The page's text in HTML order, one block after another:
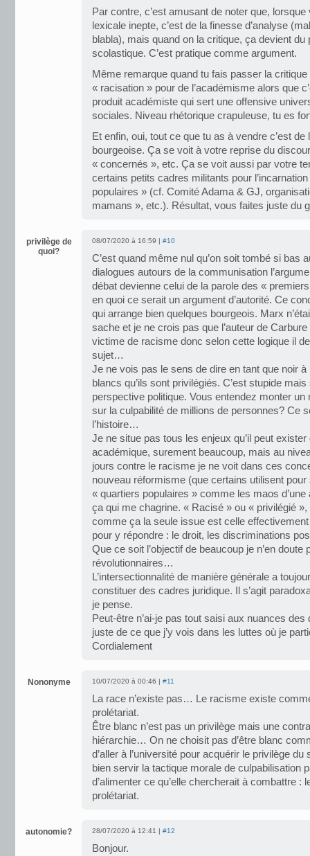
Par contre, c’est amusant de noter que,
lexicale inepte, c’est de la finesse d’analyse
blabla), mais quand on la critique, ça devient du
scolastique. C’est pratique comme argument.
Même remarque quand tu fais passer la
« racisation » pour de l’académisme alors que
produit académiste qui sert une offensive
sociales. Niveau rhétorique crapuleuse, tu es
Et enfin, oui, tout ce que tu as à vendre c’est de
bourgeoise. Ça se voit à votre reprise du
« concernés », etc. Ça se voit aussi par votre
certains petits cadres militants pour
populaires » (cf. Comité Adama & GJ,
mamans », etc.). Résultat, vous faites juste du
privilège de
quoi?
08/07/2020 à 16:59 | #10
C’est quand même nul qu’on soit tombé si bas
dialogues autours de la communisation
débat devienne celui de la parole des «
en quoi ce serait un argument d’autorité. Ce
qui arrange bien quelques bourgeois. Marx
sache et je ne crois pas que l’auteur de
victime de racisme donc selon cette logique il
sujet…
Je ne vois pas le sens de dire en tant que noir
blancs qu’ils sont privilégiés. C’est stupide
perspective politique. Vous entendez monter
sur la culpabilité de millions de personnes? Ce
l’histoire…
Je ne situe pas tous les enjeux qu’il peut
académique, surement beaucoup, mais au
jours contre le racisme je ne voit dans ces
nouveau réformisme (que certains utilisent
« quartiers populaires » comme les maos d’une
ça qui me chagrine. « Racisé » ou « privilégié
comme ça la seule issue est celle
pour y répondre : le droit, les discriminations
Que ce soit l’objectif de beaucoup je n’en doute
révolutionnaires…
L’intersectionnalité de manière générale a
constituer des cadres juridique. Il s’agit
je pense.
Peut-être n’ai-je pas tout saisi aux nuances
juste de ce que j’y vois dans les luttes où je
Cordialement
Nononyme 10/07/2020 à 00:46 | #11
La race n’existe pas… Le racisme existe
prolétariat.
Être blanc n’est pas un privilège mais une
hiérarchie… On ne choisit pas d’être blanc
d’aller à l’université pour acquérir le privilège
bien servir la tactique morale de culpabilisation
d’alimenter ce qu’elle chercherait à combattre :
prolétariat.
autonomie? 28/07/2020 à 12:41 | #12
Bonjour.